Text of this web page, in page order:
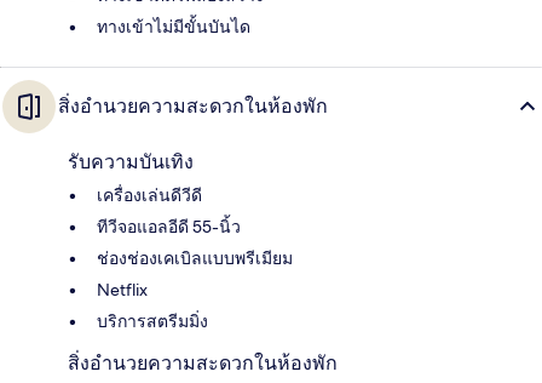
ทางเข้าไม่มีขั้นบันได
สิ่งอำนวยความสะดวกในห้องพัก
รับความบันเทิง
เครื่องเล่นดีวีดี
ทีวีจอแอลอีดี 55-นิ้ว
ช่องช่องเคเบิลแบบพรีเมียม
Netflix
บริการสตรีมมิ่ง
สิ่งอำนวยความสะดวกในห้องพัก